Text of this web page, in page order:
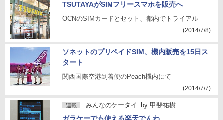
TSUTAYAがSIMフリースマホを販売へ
OCNのSIMカードとセット、都内でトライアル
(2014/7/8)
ソネットのプリペイドSIM、機内販売を15日ス
タート
関西国際空港到着便のPeach機内にて
(2014/7/7)
連載 みんなのケータイ by 甲斐祐樹
ガラケーでも使える楽天でんわ